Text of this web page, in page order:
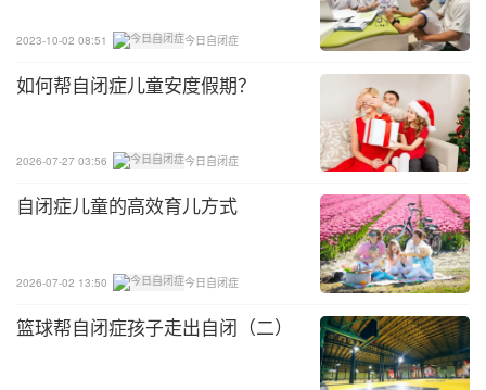
2023-10-02 08:51 今日自闭症
如何帮自闭症儿童安度假期？
2026-07-27 03:56 今日自闭症
自闭症儿童的高效育儿方式
2026-07-02 13:50 今日自闭症
篮球帮自闭症孩子走出自闭（二）